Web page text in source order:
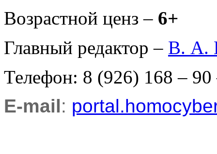
Возрастной ценз – 6+
Главный редактор – В. А.
Телефон: 8 (926) 168 – 90
E-mail: